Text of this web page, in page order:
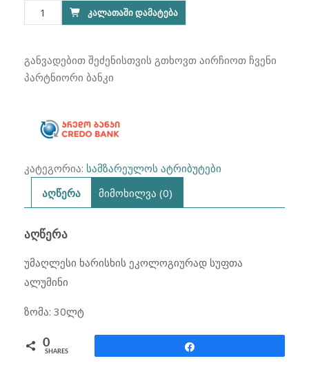
რაოდენობა:
ალუმინის
30
ლიტრი
ᲙᲐᲚᲐᲗᲐᲨᲘ ᲓᲐᲛᲐᲢᲔᲑᲐ
განვადებით შეძენისთვის გთხოვთ აირჩიოთ ჩვენი
პარტნიორი ბანკი
კატეგორია: სამზარეულოს ატრიბუტები
აღწერა
მიმოხილვა (0)
ᲐᲦᲬᲔᲠᲐ
უმაღლესი ხარისხის ეკოლოგიურად სუფთა
ალუმინი
ზომა: 30ლტ
0
SHARES